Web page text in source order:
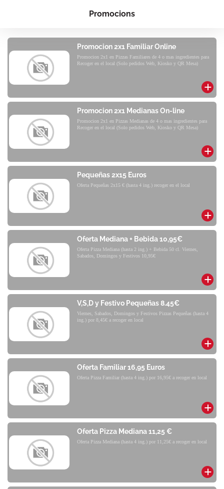
Promocions
Promocion 2x1 Familiar Online
Promocion 2x1 en Pizzas Familiares de 4 o mas ingredientes para
Recoger en el local (Solo pedidos Web, Kiosko y QR Mesa)
Promocion 2x1 Medianas On-line
Promocion 2x1 en Pizzas Medianas de 4 o mas ingredientes para
Recoger en el local (Solo pedidos Web, Kiosko y QR Mesa)
Pequeñas 2x15 Euros
Oferta Pequeñas 2x15 € (hasta 4 ing.) recoger en el local
Oferta Mediana + Bebida 10,95€
Oferta Pizza Mediana (hasta 2 ing.) + Bebida 50 cl. Viernes,
Sabados, Domingos y Festivos 10,95€
V,S,D y Festivo Pequeñas 8.45€
Viernes, Sabados, Domingos y Festivos Pizzas Pequeñas (hasta 4
ing.) por 8,45€ a recoger en local
Oferta Familiar 16,95 Euros
Oferta Pizza Familiar (hasta 4 ing.) por 16,95€ a recoger en local
Oferta Pizza Mediana 11,25 €
Oferta Pizza Mediana (hasta 4 ing.) por 11,25€ a recoger en local